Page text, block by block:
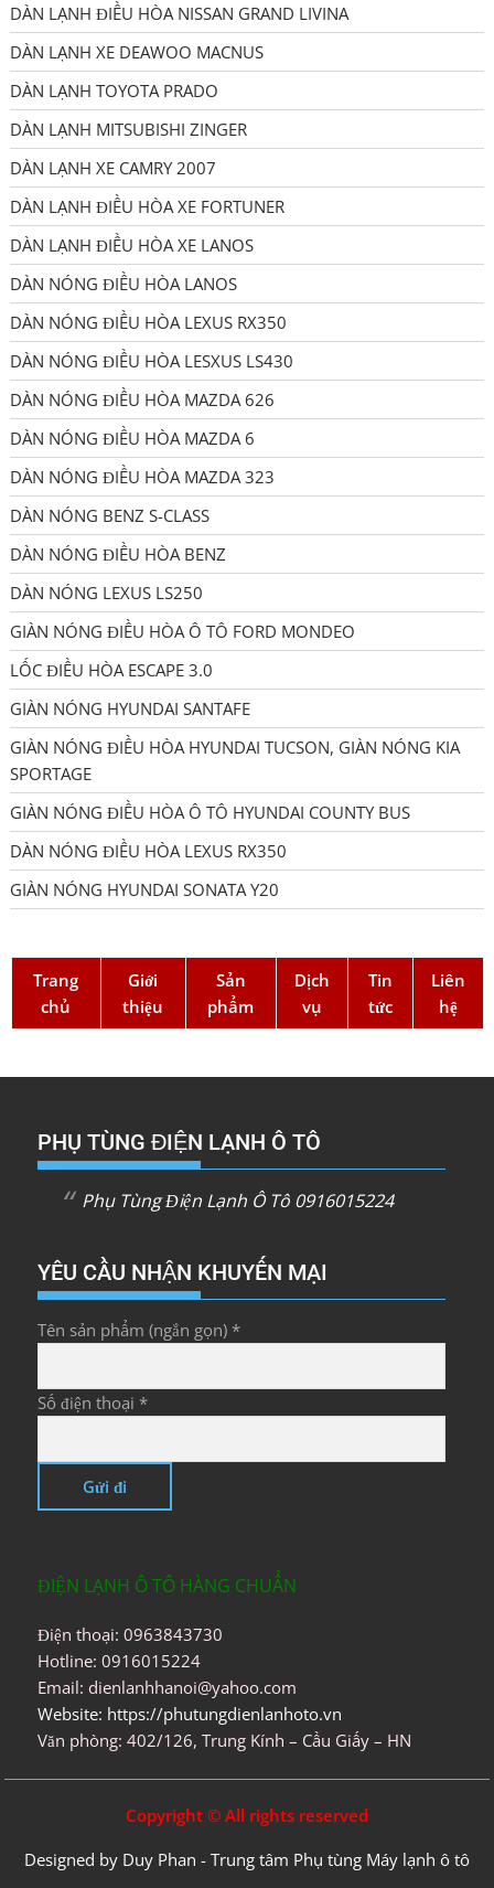
DÀN LẠNH ĐIỀU HÒA NISSAN GRAND LIVINA
DÀN LẠNH XE DEAWOO MACNUS
DÀN LẠNH TOYOTA PRADO
DÀN LẠNH MITSUBISHI ZINGER
DÀN LẠNH XE CAMRY 2007
DÀN LẠNH ĐIỀU HÒA XE FORTUNER
DÀN LẠNH ĐIỀU HÒA XE LANOS
DÀN NÓNG ĐIỀU HÒA LANOS
DÀN NÓNG ĐIỀU HÒA LEXUS RX350
DÀN NÓNG ĐIỀU HÒA LESXUS LS430
DÀN NÓNG ĐIỀU HÒA MAZDA 626
DÀN NÓNG ĐIỀU HÒA MAZDA 6
DÀN NÓNG ĐIỀU HÒA MAZDA 323
DÀN NÓNG BENZ S-CLASS
DÀN NÓNG ĐIỀU HÒA BENZ
DÀN NÓNG LEXUS LS250
GIÀN NÓNG ĐIỀU HÒA Ô TÔ FORD MONDEO
LỐC ĐIỀU HÒA ESCAPE 3.0
GIÀN NÓNG HYUNDAI SANTAFE
GIÀN NÓNG ĐIỀU HÒA HYUNDAI TUCSON, GIÀN NÓNG KIA
SPORTAGE
GIÀN NÓNG ĐIỀU HÒA Ô TÔ HYUNDAI COUNTY BUS
DÀN NÓNG ĐIỀU HÒA LEXUS RX350
GIÀN NÓNG HYUNDAI SONATA Y20
Trang
chủ
Giới
thiệu
Sản
phẩm
Dịch
vụ
Tin
tức
Liên
hệ
PHỤ TÙNG ĐIỆN LẠNH Ô TÔ
Phụ Tùng Điện Lạnh Ô Tô 0916015224
YÊU CẦU NHẬN KHUYẾN MẠI
Tên sản phẩm (ngắn gọn) *
Số điện thoại *
ĐIỆN LẠNH Ô TÔ HÀNG CHUẨN
Điện thoại: 0963843730
Hotline: 0916015224
Email: dienlanhhanoi@yahoo.com
Website: https://phutungdienlanhoto.vn
Văn phòng: 402/126, Trung Kính – Cầu Giấy – HN
Copyright © All rights reserved
Designed by Duy Phan - Trung tâm Phụ tùng Máy lạnh ô tô